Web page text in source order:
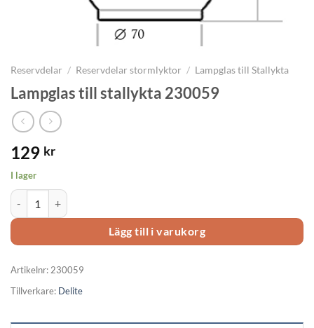
Reservdelar / Reservdelar stormlyktor / Lampglas till Stallykta
Lampglas till stallykta 230059
129 kr
I lager
Lampglas till stallykta 230059 mängd
Lägg till i varukorg
Artikelnr:230059
Tillverkare: Delite